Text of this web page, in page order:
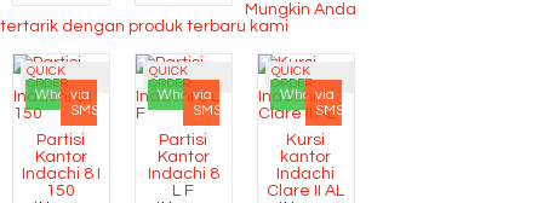
Mungkin Anda
tertarik dengan produk terbaru kami
QUICK
ORDER
Whatsapp
via
SMS
Partisi
Kantor
Indachi 8 I
150
QUICK
ORDER
Whatsapp
via
SMS
Partisi
Kantor
Indachi 8
L F
QUICK
ORDER
Whatsapp
via
SMS
Kursi
kantor
Indachi
Clare II AL